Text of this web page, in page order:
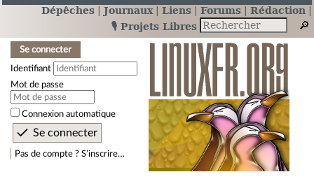
Dépêches Journaux Liens Forums
Rédaction
🎙️ Projets Libres
Se connecter
Identifiant
Mot de passe
Connexion automatique
Pas de compte ? S’inscrire…